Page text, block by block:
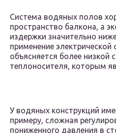
Система водяных полов
пространство балкона, а
издержки значительно
применение электрической
объясняется более низкой
теплоносителя, которым
У водяных конструкций
примеру, сложная
пониженного давления в